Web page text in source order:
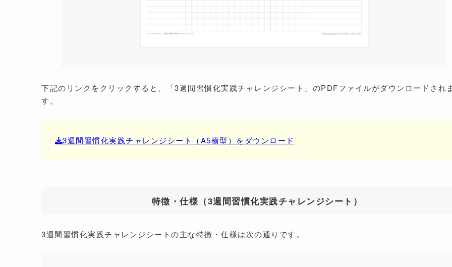
下記のリンクをクリックすると、「3週間習慣化実践チャレンジシート」のPDFファイルがダウンロードされ
す。
3週間習慣化実践チャレンジシート（A5横型）をダウンロード
特徴・仕様（3週間習慣化実践チャレンジシート）
3週間習慣化実践チャレンジシートの主な特徴・仕様は次の通りです。